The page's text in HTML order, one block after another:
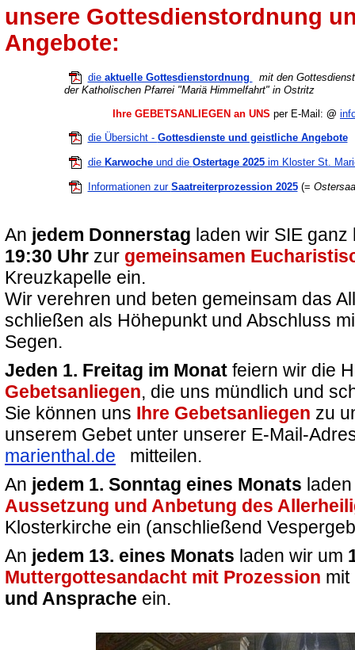
unsere Gottesdienstordnung
Angebote:
die aktuelle Gottesdienstordnung
mit den
der Katholischen Pfarrei "Mariä Himmelfahrt" in Ostritz
Ihre GEBETSANLIEGEN an UNS per E-Mail: @
die Übersicht - Gottesdienste und geistliche Angebote
die Karwocheund die Ostertage 2025im Kloster St.
Informationen zur Saatreiterprozession 2025(=
An jedem Donnerstag laden wir SIE
19:30 Uhr zur gemeinsamen
Kreuzkapelle ein.
Wir verehren und beten gemeinsam das
schließen als Höhepunkt und Abschluss
Segen.
Jeden 1. Freitag im Monat feiern wir die
Gebetsanliegen, die uns mündlich und
Sie können uns Ihre Gebetsanliegen zu
unserem Gebet unter unserer E-Mail-
marienthal.de mitteilen.
An jedem 1. Sonntag eines Monats
Aussetzung und Anbetung des
Klosterkirche ein (anschließend
An jedem 13. eines Monats laden wir um
Muttergottesandacht mit Prozession mit
und Ansprache ein.